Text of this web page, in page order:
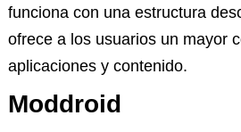
funciona con una estructura
ofrece a los usuarios un mayor
aplicaciones y contenido.
Moddroid